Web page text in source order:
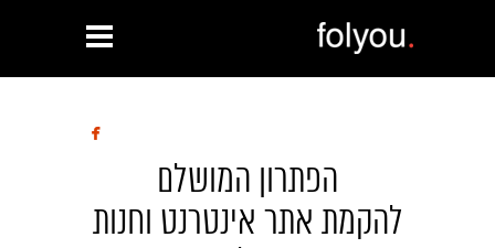

הפתרון המושלם
להקמת אתר אינטרנט וחנות